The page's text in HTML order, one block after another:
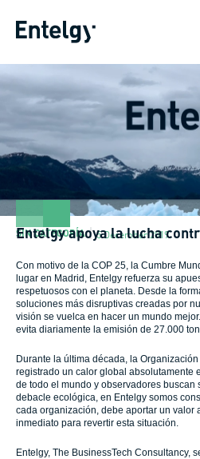
SIN CATEGORÍA 5 December 2019
Entelgy apoya la lucha
Con motivo de la COP 25, la Cumbre
lugar en Madrid, Entelgy refuerza su
respetuosos con el planeta. Desde la
soluciones más disruptivas creadas por
visión se vuelca en hacer un mundo
evita diariamente la emisión de 27.000
Durante la última década, la
registrado un calor global absolutamente
de todo el mundo y observadores buscan
debacle ecológica, en Entelgy somos
cada organización, debe aportar un valor
inmediato para revertir esta situación.
Entelgy, The BusinessTech Consultancy,